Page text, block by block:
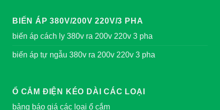
BIẾN ÁP 380V/200V 220V/3 PHA
biến áp cách ly 380v ra 200v 220v 3 pha
biến áp tự ngẫu 380v ra 200v 220v 3 pha
Ổ CẮM ĐIỆN KÉO DÀI CÁC LOẠI
bảng báo giá các loại ổ cắm